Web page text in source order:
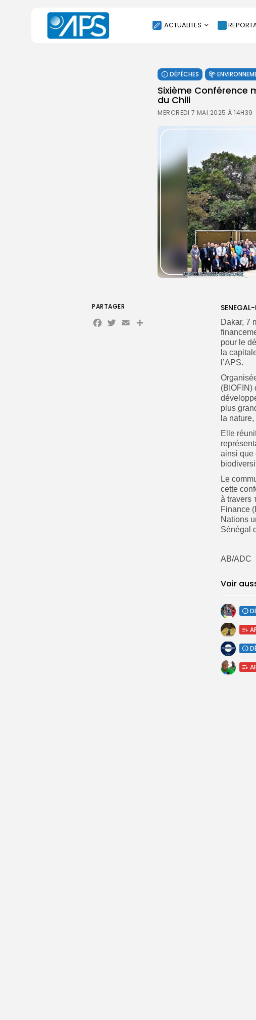
ACTUALITES
SOCIÉTÉ
ÉCONOMIE
CULTURE
ENVIRONNEMENT
INTERNATIONAL
AGENDA
DÉPÊCHES
Sixième Conférence
du Chili
MERCREDI 7 MAI 2025 À 14H39
Dakar, 7
pour le
la
l’APS.
(BIOFIN)
plus
la
Elle
ainsi que
Le
cette
à travers
Finance
Nations
Sénégal
AB/ADC
Voir
PARTAGER
Facebook
Twitter
EmailPartager